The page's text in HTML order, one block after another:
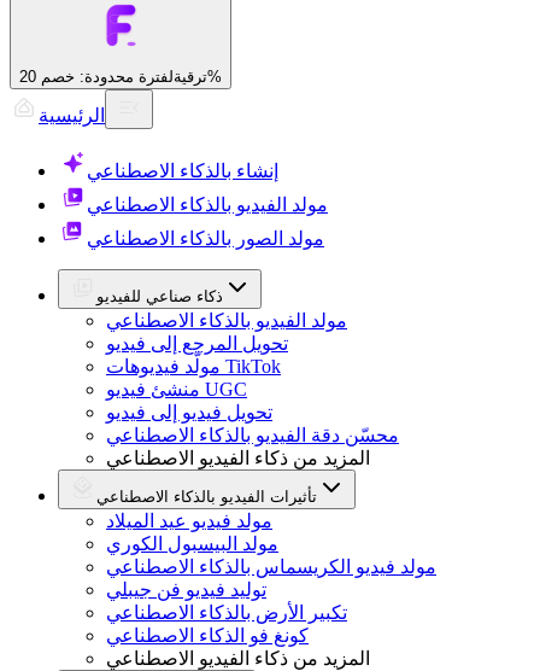
ترقيةلفترة محدودة: خصم 20%
الرئيسية
إنشاء بالذكاء الاصطناعي
مولد الفيديو بالذكاء الاصطناعي
مولد الصور بالذكاء الاصطناعي
ذكاء صناعي للفيديو
مولد الفيديو بالذكاء الاصطناعي
تحويل المرجع إلى فيديو
مولّد فيديوهات TikTok
منشئ فيديو UGC
تحويل فيديو إلى فيديو
محسّن دقة الفيديو بالذكاء الاصطناعي
المزيد من ذكاء الفيديو الاصطناعي
تأثيرات الفيديو بالذكاء الاصطناعي
مولد فيديو عيد الميلاد
مولد البيسبول الكوري
مولد فيديو الكريسماس بالذكاء الاصطناعي
توليد فيديو فن جيبلي
تكبير الأرض بالذكاء الاصطناعي
كونغ فو الذكاء الاصطناعي
المزيد من ذكاء الفيديو الاصطناعي